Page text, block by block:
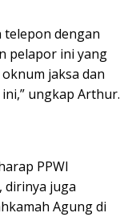
telepon dengan
pelapor ini yang
jaksa dan
ungkap Arthur.
PPWI
dirinya juga
Agung di